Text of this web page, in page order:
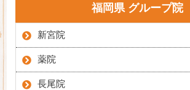
福岡県 グループ院
新宮院
薬院
長尾院